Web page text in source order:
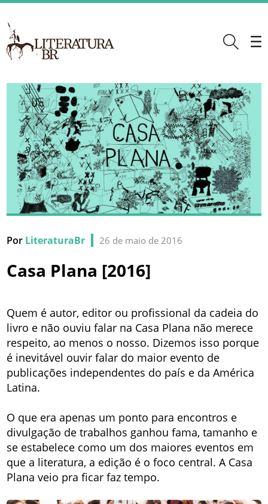
Por LiteraturaBr 26 de maio de 2016
Casa Plana [2016]
Quem é autor, editor ou profissional da cadeia do
livro e não ouviu falar na Casa Plana não merece
respeito, ao menos o nosso. Dizemos isso porque
é inevitável ouvir falar do maior evento de
publicações independentes do país e da América
Latina.
O que era apenas um ponto para encontros e
divulgação de trabalhos ganhou fama, tamanho e
se estabelece como um dos maiores eventos em
que a literatura, a edição é o foco central. A Casa
Plana veio pra ficar faz tempo.